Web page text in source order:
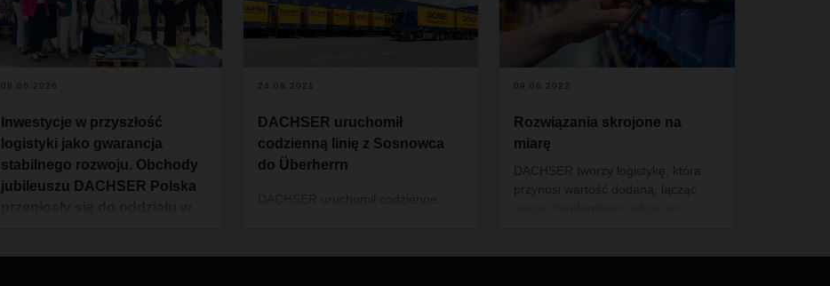
08.06.2026
Inwestycje w przyszłość
logistyki jako gwarancja
stabilnego rozwoju. Obchody
jubileuszu DACHSER Polska
Kolejne wydarzenie z cyklu śniadań
24.08.2021
DACHSER uruchomił
codzienną linię z Sosnowca
do Überherrn
drobnicowa obsługuje import i
09.06.2022
Rozwiązania skrojone na
miarę
DACHSER tworzy logistykę, która
przynosi wartość dodaną, łącząc